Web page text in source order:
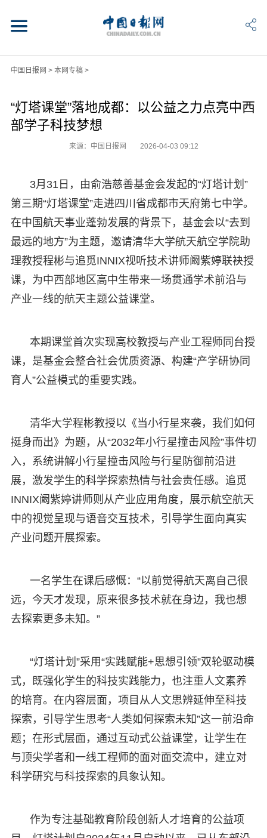
中国日报网 > 本网专稿>
“灯塔课堂”落地成都：以公益之力点亮中西
部学子科技梦想
来源：中国日报网 2026-04-03 09:12
3月31日，由俞浩慈善基金会发起的“灯塔计划”
第三期“灯塔课堂”走进四川省成都市天府第七中学。
在中国航天事业蓬勃发展的背景下，基金会以“去到
最远的地方”为主题，邀请清华大学航天航空学院助
理教授程彬与追觅INNIX视听技术讲师阚紫婷联袂授
课，为中西部地区高中生带来一场贯通学术前沿与
产业一线的航天主题公益课堂。
本期课堂首次实现高校教授与产业工程师同台授
课，是基金会整合社会优质资源、构建“产学研协同
育人”公益模式的重要实践。
清华大学程彬教授以《当小行星来袭，我们如何
挺身而出》为题，从“2032年小行星撞击风险”事件切
入，系统讲解小行星撞击风险与行星防御前沿进
展，激发学生的科学探索热情与社会责任感。追觅
INNIX阚紫婷讲师则从产业应用角度，展示航空航天
中的视觉呈现与语音交互技术，引导学生面向真实
产业问题开展探索。
一名学生在课后感慨：“以前觉得航天离自己很
远，今天才发现，原来很多技术就在身边，我也想
去探索更多未知。”
“灯塔计划”采用“实践赋能+思想引领”双轮驱动模
式，既强化学生的科技实践能力，也注重人文素养
的培育。在内容层面，项目从人文思辨延伸至科技
探索，引导学生思考“人类如何探索未知”这一前沿命
题；在形式层面，通过互动式公益课堂，让学生在
与顶尖学者和一线工程师的面对面交流中，建立对
科学研究与科技探索的具象认知。
作为专注基础教育阶段创新人才培育的公益项